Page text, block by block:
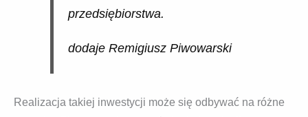
przedsiębiorstwa.
dodaje Remigiusz Piwowarski
Realizacja takiej inwestycji może się odbywać na różne